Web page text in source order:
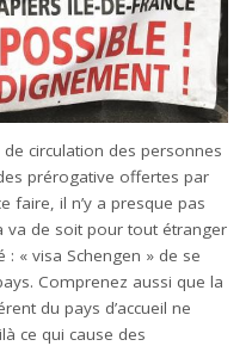
circulation des personnes
prérogative offertes par
faire, il n’y a presque pas
va de soit pour tout étranger
« visa Schengen » de se
Comprenez aussi que la
du pays d’accueil ne
ce qui cause des